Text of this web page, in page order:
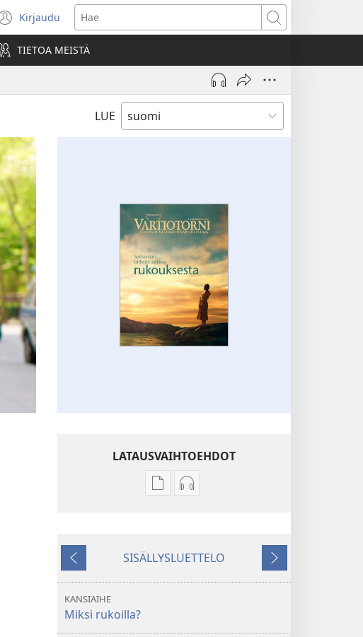
Kirjaudu
(avaa
uuden
ikkunan)
Hae
TIETOA MEISTÄ
LUE
LATAUSVAIHTOEHDOT
JulkaisujenÄänitteiden
Edellinen
SISÄLLYSLUETTELO
Seuraava
KANSIAIHE
Miksi rukoilla?